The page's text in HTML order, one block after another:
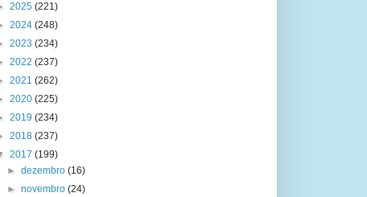
2025 (221)
2024 (248)
2023 (234)
2022 (237)
2021 (262)
2020 (225)
2019 (234)
2018 (237)
2017 (199)
►dezembro(16)
►novembro(24)